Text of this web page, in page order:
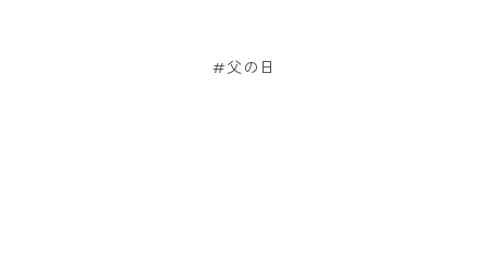
#父の日